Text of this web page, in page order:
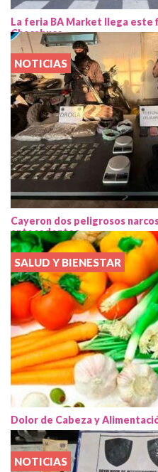
La feria BA Market llega este
Chacabuco
NOTICIAS
Cayeron dos peligrosos
antecedentes
SALUD Y BIENESTAR
Dolor de Cabeza y
NOTICIAS